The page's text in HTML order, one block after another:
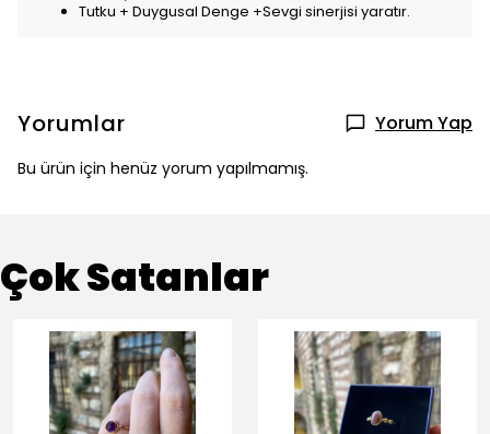
Tutku + Duygusal Denge +Sevgi sinerjisi yaratır.
Yorumlar Yorum Yap
Bu ürün için henüz yorum yapılmamış.
Çok Satanlar